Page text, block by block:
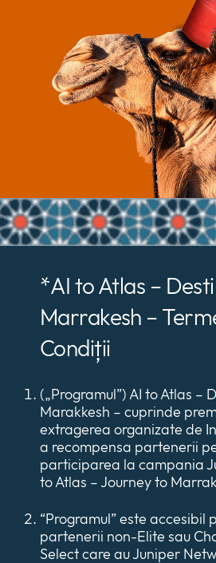
*AI to Atlas –
Marrakesh –
Condiții
(„Programul”) AI to Atlas –
Marakkesh – cuprinde
extragerea organizate de
a recompensa partenerii
participarea la campania
to Atlas – Journey to
“Programul” este accesibil
partenerii non-Elite sau
Select care au Juniper